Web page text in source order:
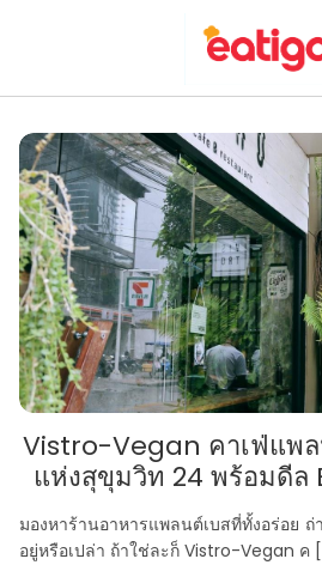
Vistro-Vegan คาเฟ่แพล
แห่งสุขุมวิท 24 พร้อมดีล
มองหาร้านอาหารแพลนต์เบสที่ทั้งอร่อย
อยู่หรือเปล่า ถ้าใช่ละก็ Vistro-Vegan ค